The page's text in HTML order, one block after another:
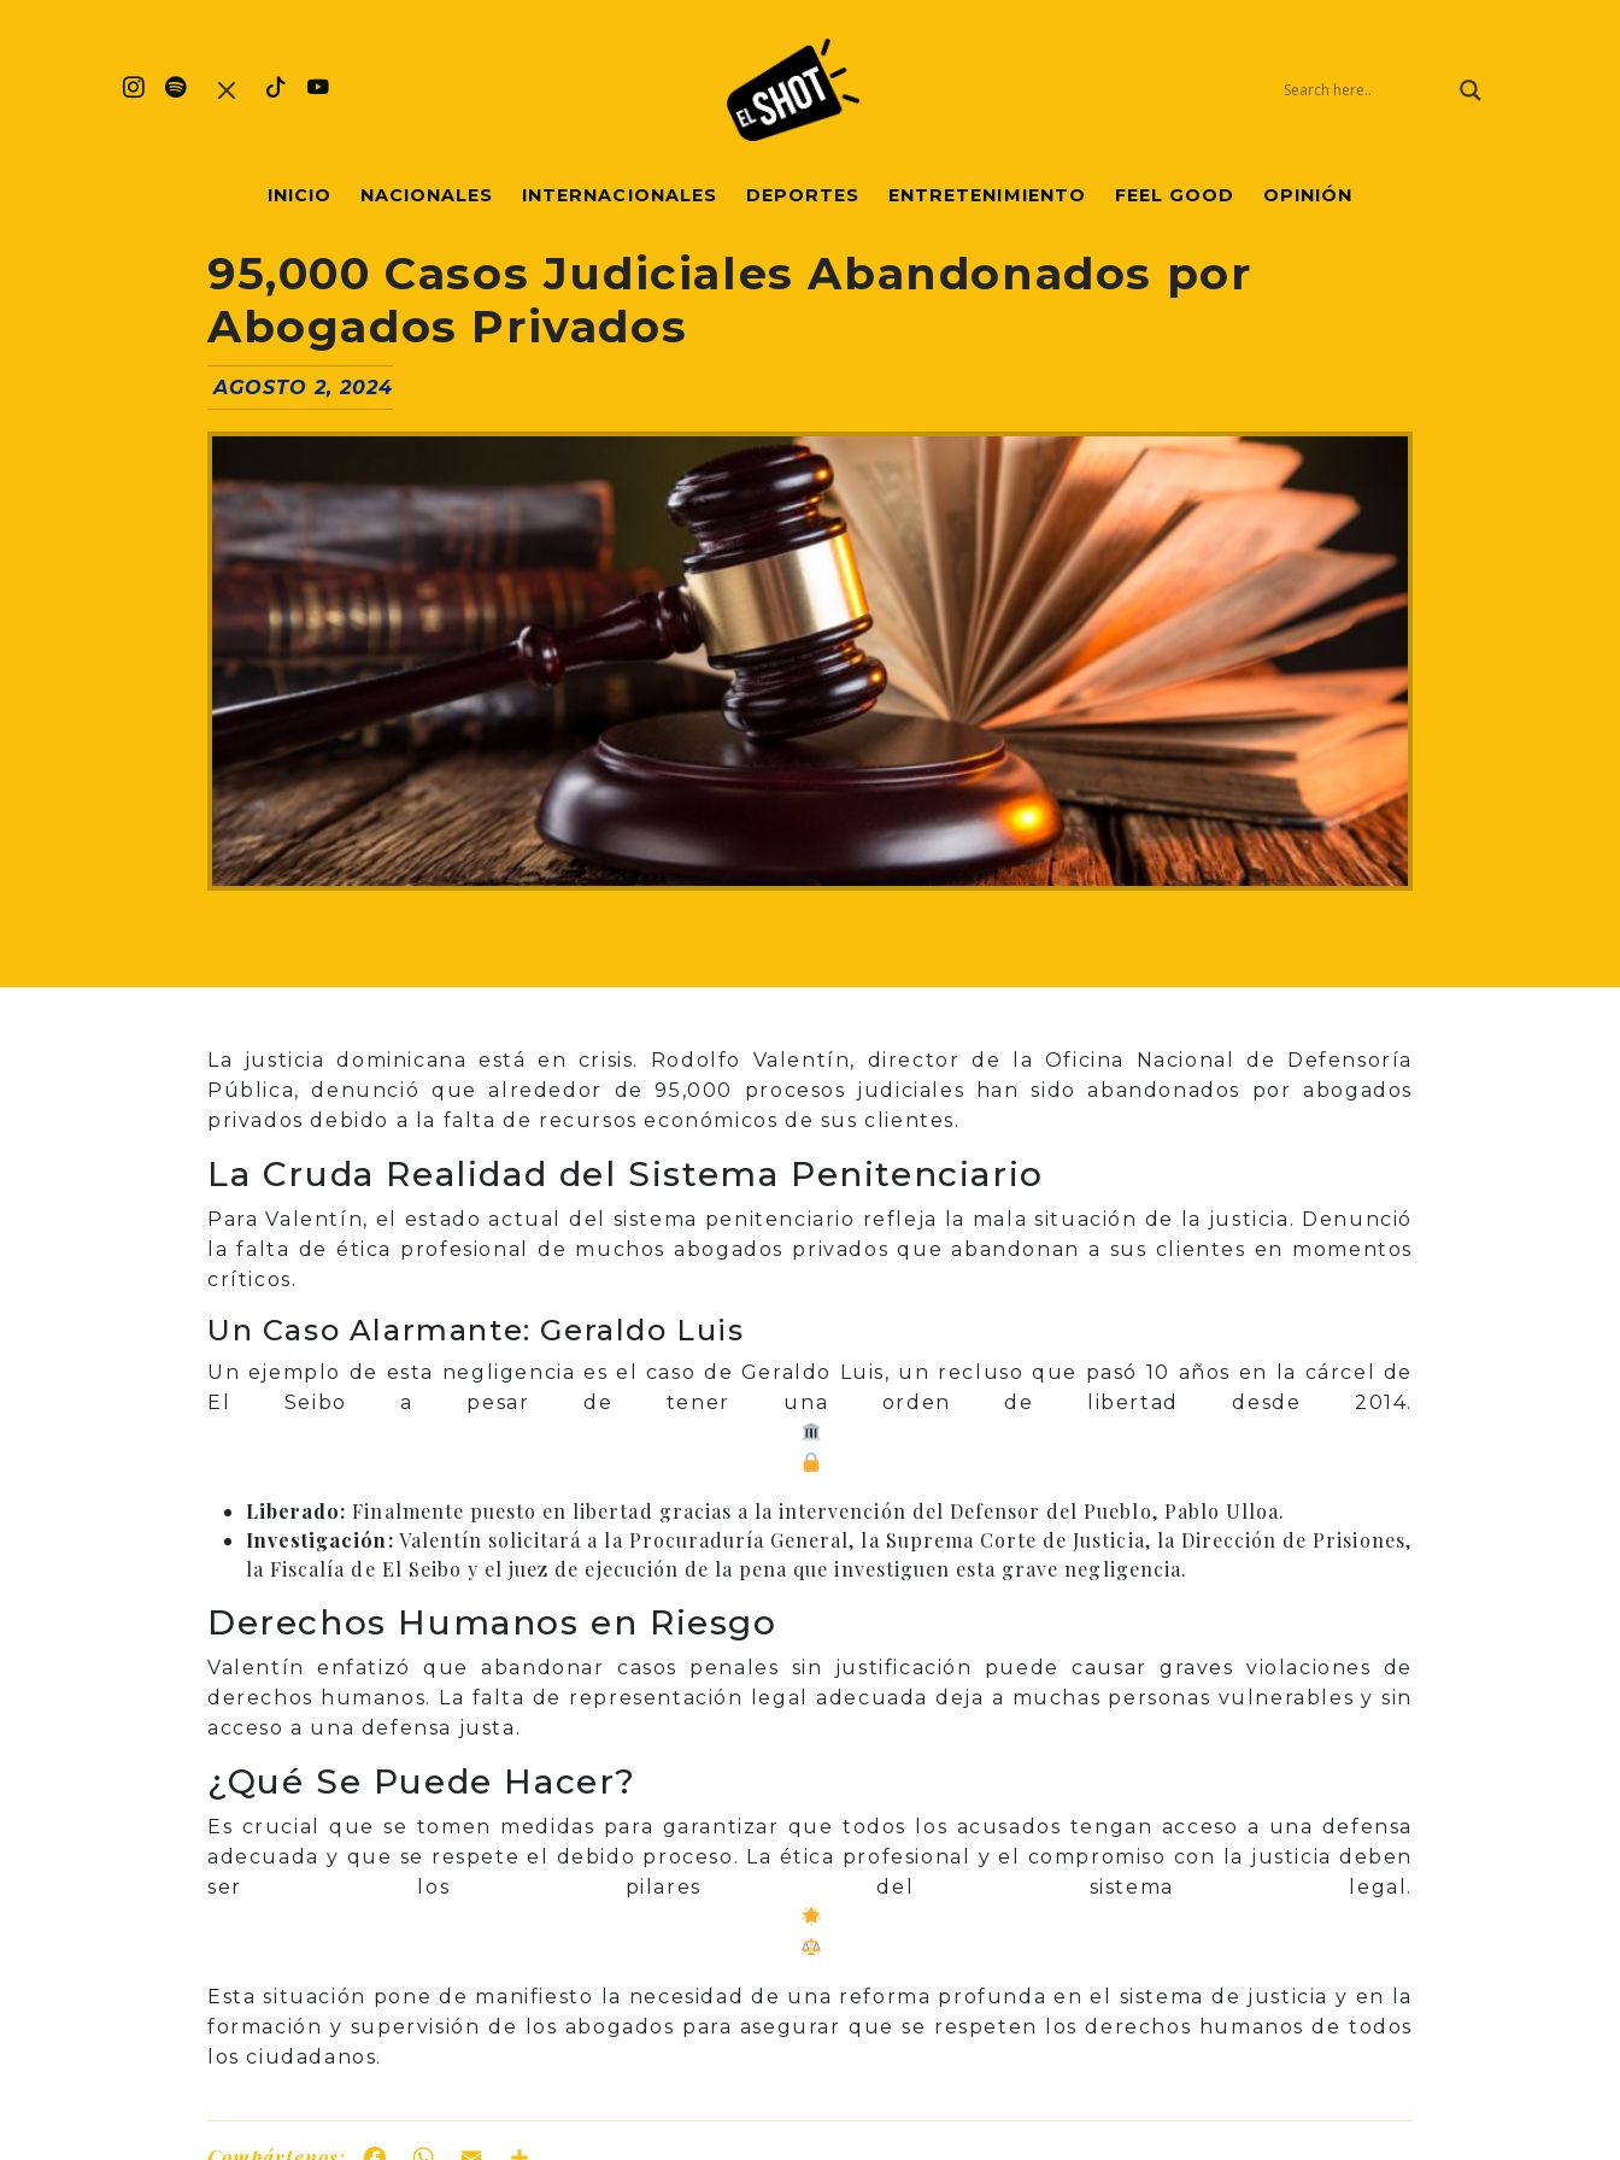
INICIO NACIONALES INTERNACIONALES DEPORTES ENTRETENIMIENTO FEEL GOOD OPINIÓN
95,000 Casos Judiciales Abandonados por
Abogados Privados
AGOSTO 2, 2024
La justicia dominicana está en crisis. Rodolfo Valentín, director de la Oficina Nacional de Defensoría
Pública, denunció que alrededor de 95,000 procesos judiciales han sido abandonados por abogados
privados debido a la falta de recursos económicos de sus clientes.
La Cruda Realidad del Sistema Penitenciario
Para Valentín, el estado actual del sistema penitenciario refleja la mala situación de la justicia. Denunció
la falta de ética profesional de muchos abogados privados que abandonan a sus clientes en momentos
críticos.
Un Caso Alarmante: Geraldo Luis
Un ejemplo de esta negligencia es el caso de Geraldo Luis, un recluso que pasó 10 años en la cárcel de
El Seibo a pesar de tener una orden de libertad desde 2014.
Liberado: Finalmente puesto en libertad gracias a la intervención del Defensor del Pueblo, Pablo Ulloa.
Investigación: Valentín solicitará a la Procuraduría General, la Suprema Corte de Justicia, la Dirección de Prisiones,
la Fiscalía de El Seibo y el juez de ejecución de la pena que investiguen esta grave negligencia.
Derechos Humanos en Riesgo
Valentín enfatizó que abandonar casos penales sin justificación puede causar graves violaciones de
derechos humanos. La falta de representación legal adecuada deja a muchas personas vulnerables y sin
acceso a una defensa justa.
¿Qué Se Puede Hacer?
Es crucial que se tomen medidas para garantizar que todos los acusados tengan acceso a una defensa
adecuada y que se respete el debido proceso. La ética profesional y el compromiso con la justicia deben
ser los pilares del sistema legal.
Esta situación pone de manifiesto la necesidad de una reforma profunda en el sistema de justicia y en la
formación y supervisión de los abogados para asegurar que se respeten los derechos humanos de todos
los ciudadanos.